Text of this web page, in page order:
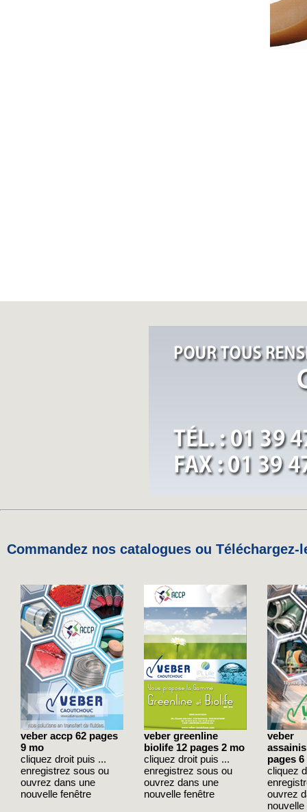
Commandez nos catalogues ou
veber accp 62 pages
9 mo
cliquez droit puis ...
enregistrez sous ou
ouvrez dans une
nouvelle fenêtre
veber greenline
biolife 12 pages 2 mo
cliquez droit puis ...
enregistrez sous ou
ouvrez dans une
nouvelle fenêtre
veber
pages 6
cliquez
ouvrez